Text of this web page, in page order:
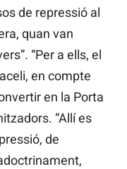
de repressió al
quan van
“Per a ells, el
en compte
en la Porta
“Allí es
de